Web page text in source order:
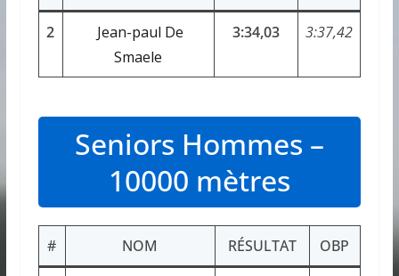
2
Jean-paul De
Smaele
3:34,03 3:37,42
Seniors Hommes –
10000 mètres
# NOM RÉSULTAT OBP